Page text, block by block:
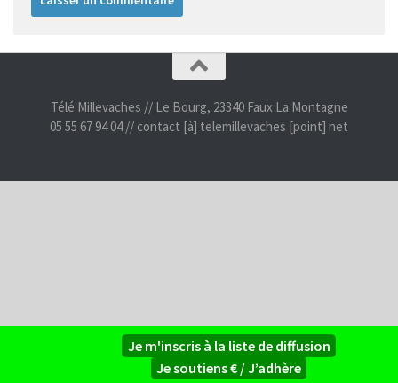
Je m'inscris à la liste de diffusion
Je soutiens € / J’adhère
Télé Millevaches // Le Bourg, 23340 Faux La Montagne
05 55 67 94 04 // contact [à] telemillevaches [point] net